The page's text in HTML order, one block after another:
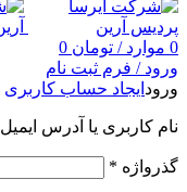
0 موارد / تومان
ورود / فرم ثبت نام
ورود ایجاد حساب کاربری
نام کاربری یا آدرس ایمیل
گذرواژه *